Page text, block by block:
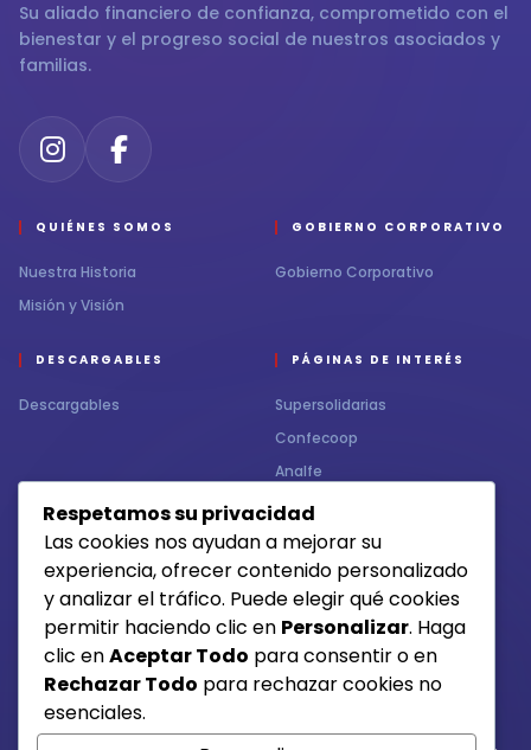
Su aliado financiero de confianza, comprometido con el
bienestar y el progreso social de nuestros asociados y
familias.
QUIÉNES SOMOS
Nuestra Historia
Misión y Visión
GOBIERNO CORPORATIVO
Gobierno Corporativo
DESCARGABLES
Descargables
PÁGINAS DE INTERÉS
Supersolidarias
Confecoop
Analfe
CONTÁCTENOS
Contacto
MEDIOS DE RECAUDO
Respetamos su privacidad
Las cookies nos ayudan a mejorar su
experiencia, ofrecer contenido personalizado
y analizar el tráfico. Puede elegir qué cookies
permitir haciendo clic en Personalizar. Haga
clic enAceptar Todo para consentir o en
Rechazar Todo para rechazar cookies no
esenciales.